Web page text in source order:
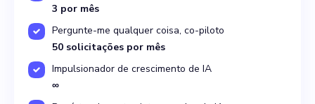
3 por mês
Pergunte-me qualquer coisa, co-piloto
50 solicitações por mês
Impulsionador de crescimento de IA
∞